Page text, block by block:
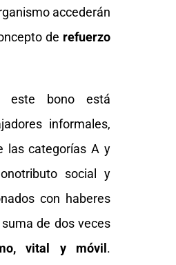
accederán
de refuerzo
este bono está
informales,
las categorías A y
social y
con haberes
de dos veces
vital y móvil .